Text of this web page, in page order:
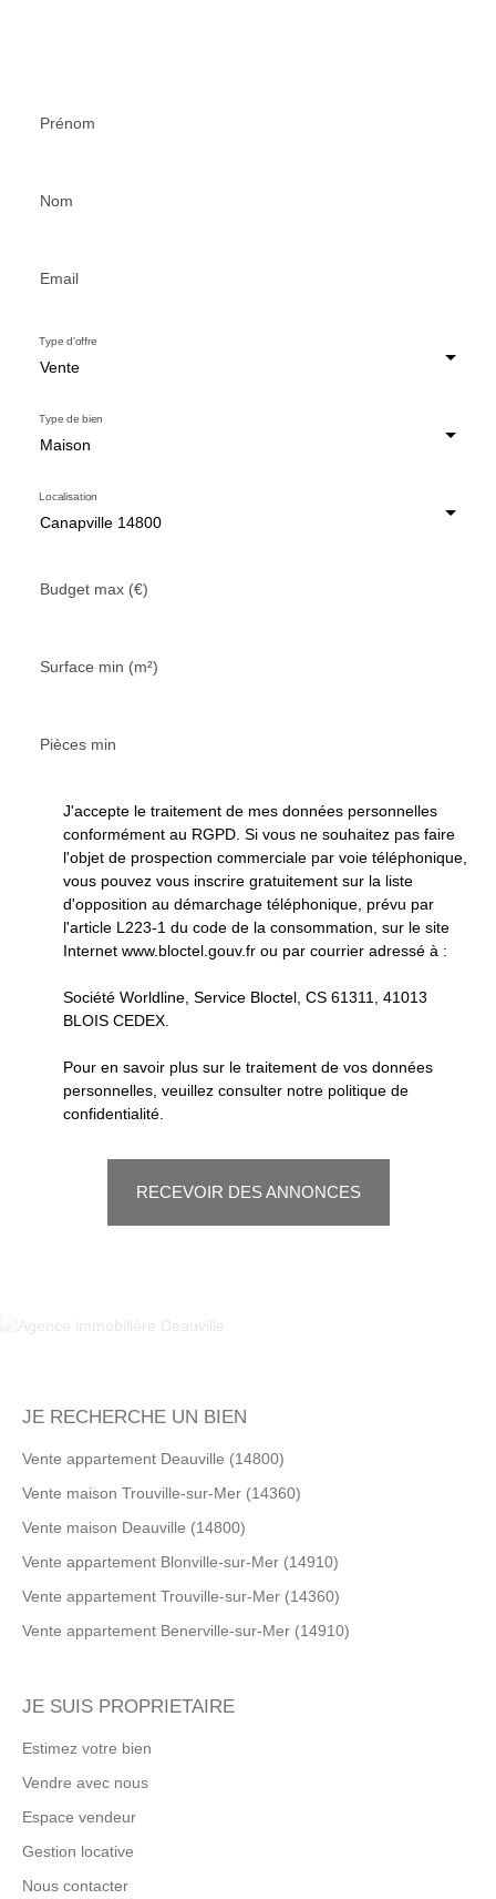
Prénom
Nom
Email
Vente
Type d'offre
Maison
Type de bien
Canapville 14800
Localisation
Budget max (€)
Surface min (m²)
Pièces min
J'accepte le traitement de mes données personnelles
conformément au RGPD. Si vous ne souhaitez pas faire
l'objet de prospection commerciale par voie téléphonique,
vous pouvez vous inscrire gratuitement sur la liste
d'opposition au démarchage téléphonique, prévu par
l'article L223-1 du code de la consommation, sur le site
Internet www.bloctel.gouv.fr ou par courrier adressé à :
Société Worldline, Service Bloctel, CS 61311, 41013
BLOIS CEDEX.
Pour en savoir plus sur le traitement de vos données
personnelles, veuillez consulter notre politique de
confidentialité
RECEVOIR DES ANNONCES
JE RECHERCHE UN BIEN
Vente appartement Deauville (14800)
Vente maison Trouville-sur-Mer (14360)
Vente maison Deauville (14800)
Vente appartement Blonville-sur-Mer (14910)
Vente appartement Trouville-sur-Mer (14360)
Vente appartement Benerville-sur-Mer (14910)
JE SUIS PROPRIETAIRE
Estimez votre bien
Vendre avec nous
Espace vendeur
Gestion locative
Nous contacter